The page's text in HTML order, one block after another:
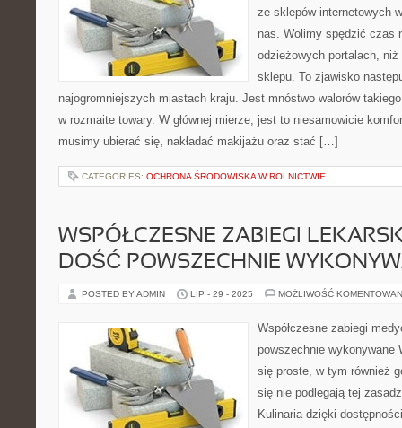
ze sklepów internetowych
nas. Wolimy spędzić czas
odzieżowych portalach,
sklepu. To zjawisko
najogromniejszych miastach kraju. Jest mnóstwo walorów
w rozmaite towary. W głównej mierze, jest to niesamowicie
musimy ubierać się, nakładać makijażu oraz stać […]
CATEGORIES: OCHRONA ŚRODOWISKA W ROLNICTWIE
WSPÓŁCZESNE ZABIEGI
DOŚĆ POWSZECHNIE
POSTED BY ADMIN LIP - 29 - 2025 MOŻLIWOŚĆ
Współczesne zabiegi
powszechnie wykonywane
się proste, w tym również
się nie podlegają tej
Kulinaria dzięki